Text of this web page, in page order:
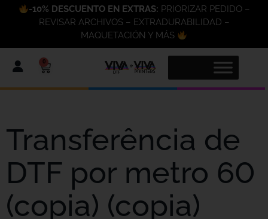
-10% DESCUENTO EN EXTRAS: PRIORIZAR PEDIDO –
REVISAR ARCHIVOS – EXTRADURABILIDAD –
MAQUETACIÓN Y MÁS
0
Transferência de
DTF por metro 60
(copia) (copia)